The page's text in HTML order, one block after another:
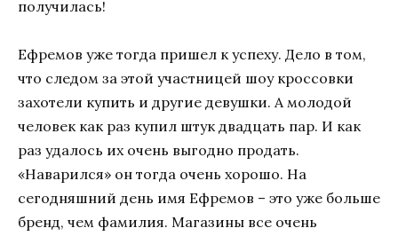
получилась!
Ефремов уже тогда пришел к успеху. Дело в том,
что следом за этой участницей шоу кроссовки
захотели купить и другие девушки. А молодой
человек как раз купил штук двадцать пар. И как
раз удалось их очень выгодно продать.
«Наварился» он тогда очень хорошо. На
сегодняшний день имя Ефремов – это уже больше
бренд, чем фамилия. Магазины все очень